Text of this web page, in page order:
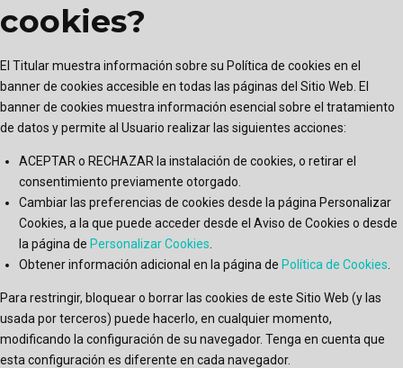
cookies?
El Titular muestra información sobre su Política de cookies en el
banner de cookies accesible en todas las páginas del Sitio Web. El
banner de cookies muestra información esencial sobre el tratamiento
de datos y permite al Usuario realizar las siguientes acciones:
ACEPTAR o RECHAZAR la instalación de cookies, o retirar el
consentimiento previamente otorgado.
Cambiar las preferencias de cookies desde la página Personalizar
Cookies, a la que puede acceder desde el Aviso de Cookies o desde
la página de Personalizar Cookies
Obtener información adicional en la página de Política de Cookies
Para restringir, bloquear o borrar las cookies de este Sitio Web (y las
usada por terceros) puede hacerlo, en cualquier momento,
modificando la configuración de su navegador. Tenga en cuenta que
esta configuración es diferente en cada navegador.